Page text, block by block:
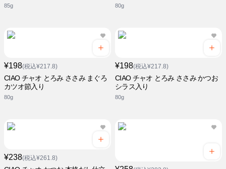
85g 80g
¥198(税込¥217.8)
CIAO チャオ とろみ ささみ まぐろ
カツオ節入り
80g
¥198(税込¥217.8)
CIAO チャオ とろみ ささみ かつお
シラス入り
80g
¥238(税込¥261.8)